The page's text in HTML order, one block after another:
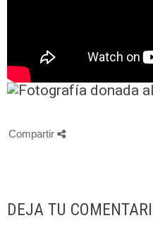
Compartir
DEJA TU